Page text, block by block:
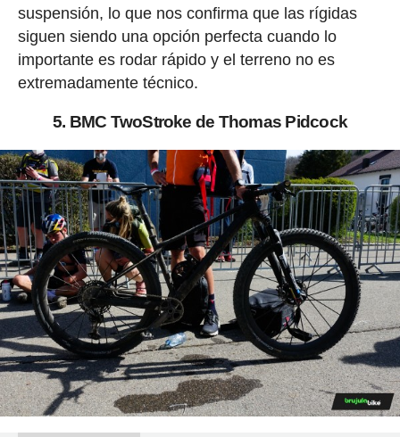
suspensión, lo que nos confirma que las rígidas
siguen siendo una opción perfecta cuando lo
importante es rodar rápido y el terreno no es
extremadamente técnico.
5. BMC TwoStroke de Thomas Pidcock